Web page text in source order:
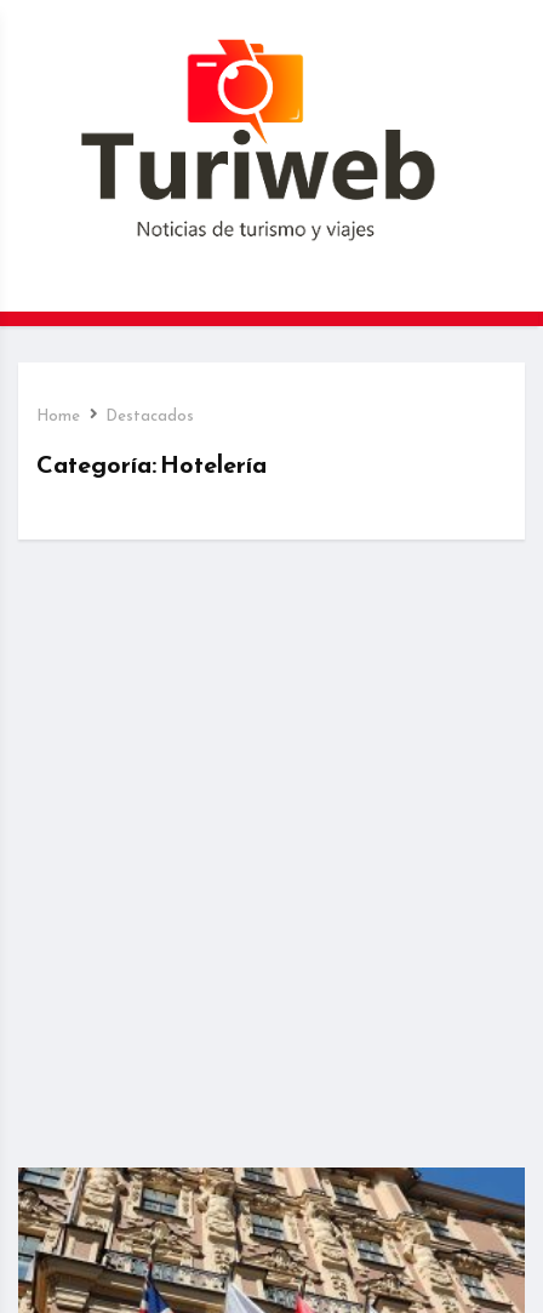
Home Destacados
Categoría:Hotelería